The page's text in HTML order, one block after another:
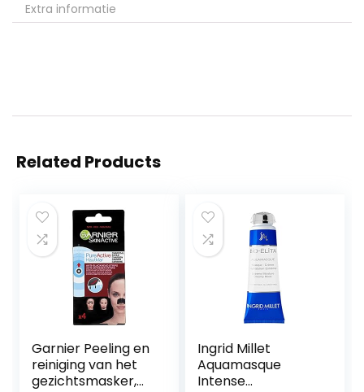
Extra informatie
Related Products
Garnier Peeling en
reiniging van het
gezichtsmasker,
Ingrid Millet
Aquamasque
Intense